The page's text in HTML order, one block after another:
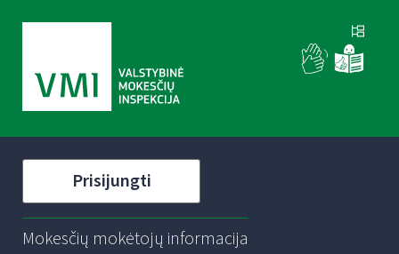
Prisijungti
Mokesčių mokėtojų informacija